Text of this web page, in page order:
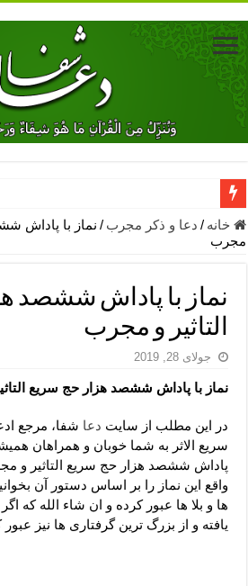
دعای جلب محبت فوری معشوق – دعای
دعای مشکل گشا برای رفع فقر – ذکرهای
معجزات دعای یا من اظهر الجمیل – دعای
مهم ترین اذکار الهی و فضیلت آن ها –
دعا برای ترس بچه ها در خواب – دعای
لا حول ولا قوة الا بالله برای چشم زخم
دعای قوی رفع ترس – دعای مجرب برای
دعا برای پولدار شدن در یک روز – دعای
خانه / دعا و ذکر مجرب / نماز با پاداش
مجرب
نماز با پاداش ششصد
التاثیر و مجرب
جولای 28, 2019
نماز با پاداش ششصد هزار حج سریع
در این مطلب از سایت دعا شفا، مرجع
سریع الاثر به شما خوبان و همراهان
پاداش ششصد هزار حج سریع التاثیر و
واقع این نماز را بر اساس دستور آن
ها و بلا ها عبور کرده و ان شاء الله که
یافته و از بزرگ ترین گرفتاری ها نیز عبور